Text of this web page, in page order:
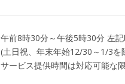
午前8時30分～午後5時30分 左記
(土日祝、年末年始12/30～1/3を
サービス提供時間は対応可能な